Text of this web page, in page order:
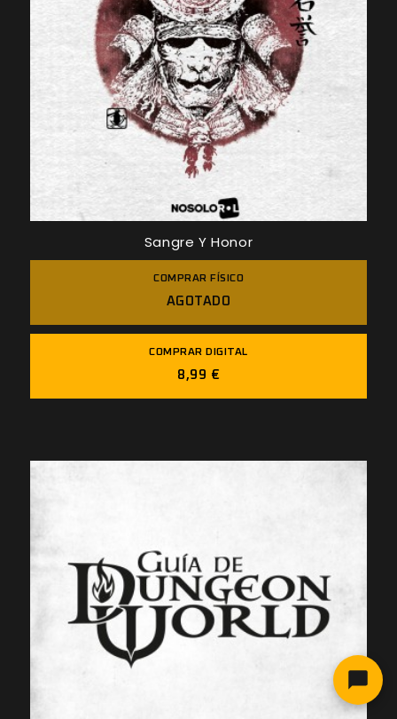
Sangre Y Honor
COMPRAR FÍSICO
AGOTADO
COMPRAR DIGITAL
8,99 €